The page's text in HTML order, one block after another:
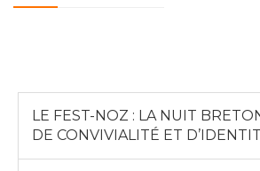
LE FEST-NOZ : LA NUIT
DE CONVIVIALITÉ ET